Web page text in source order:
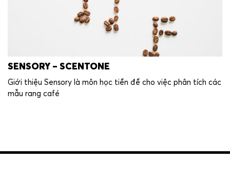
SENSORY – SCENTONE
Giới thiệu Sensory là môn học tiền đề cho việc phân tích các
mẫu rang café